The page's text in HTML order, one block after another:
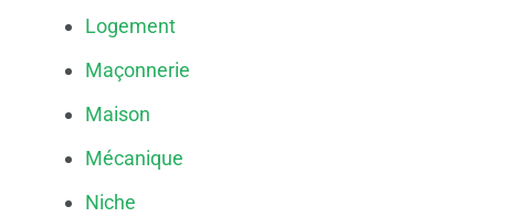
Logement
Maçonnerie
Maison
Mécanique
Niche